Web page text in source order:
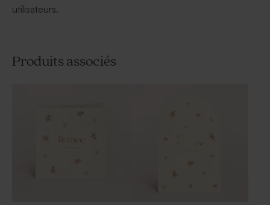
utilisateurs.
Produits associés